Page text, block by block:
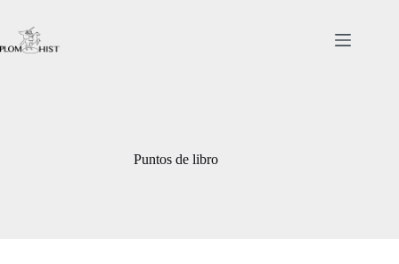
contenido
Puntos de libro